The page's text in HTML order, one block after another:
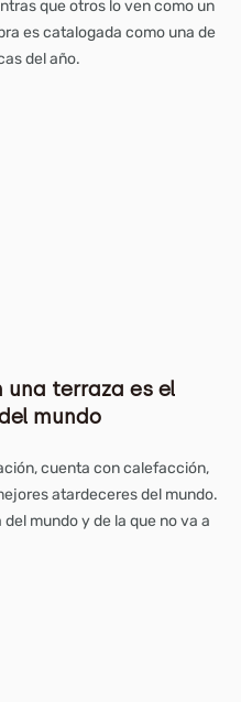
que otros lo ven como un
es catalogada como una de
del año.
una terraza es el
mundo
cuenta con calefacción,
atardeceres del mundo.
mundo y de la que no va a